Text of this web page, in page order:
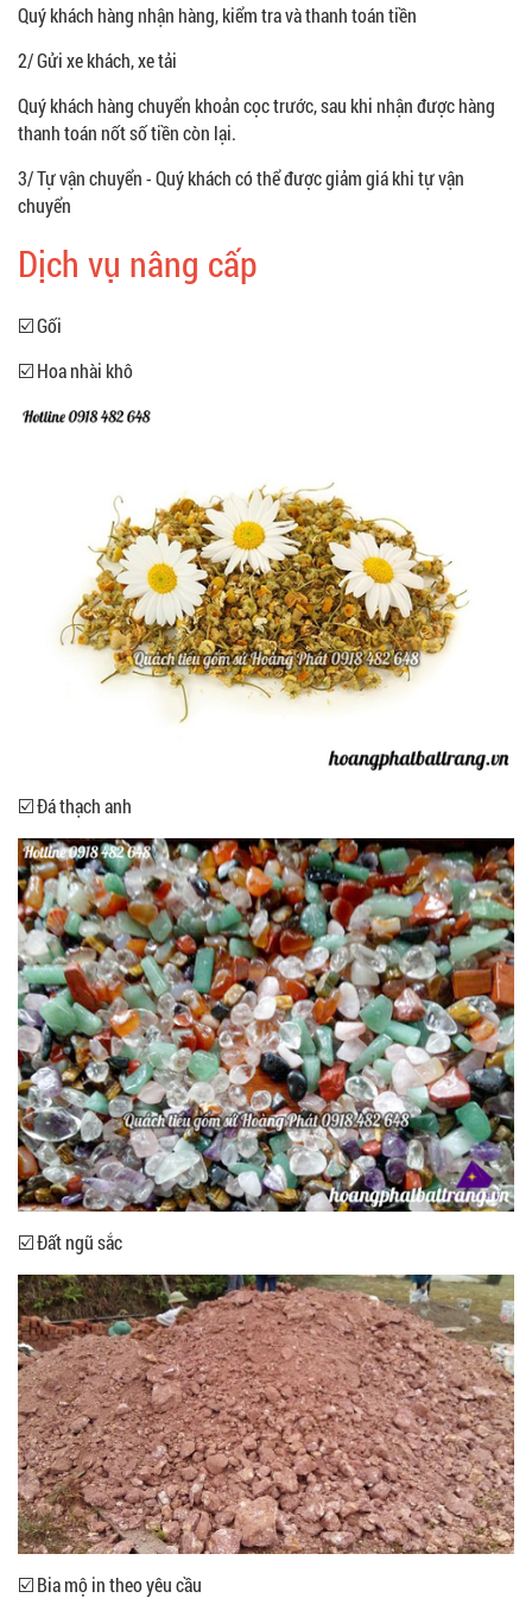
Quý khách hàng nhận hàng, kiểm tra và thanh toán tiền
2/ Gửi xe khách, xe tải
Quý khách hàng chuyển khoản cọc trước, sau khi nhận được hàng
thanh toán nốt số tiền còn lại.
3/ Tự vận chuyển - Quý khách có thể được giảm giá khi tự vận
chuyển
Dịch vụ nâng cấp
☑️ Gối
☑️ Hoa nhài khô
☑️ Đá thạch anh
☑️ Đất ngũ sắc
☑️ Bia mộ in theo yêu cầu